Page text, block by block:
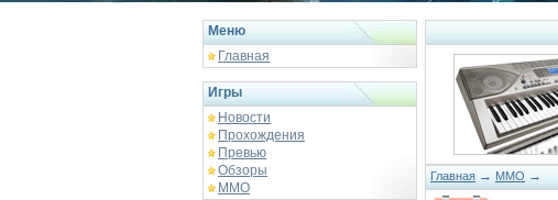
Меню
Главная
Игры
Новости
Прохождения
Превью
Обзоры
ММО
Главная → MMO →